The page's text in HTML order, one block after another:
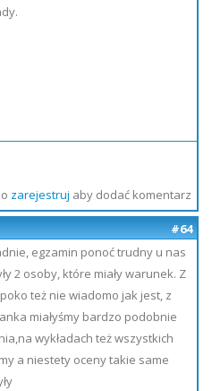
zarejestruj aby dodać komentarz
#64
egzamin ponoć trudny u nas
2 osoby, które miały warunek. Z
też nie wiadomo jak jest, z
miałyśmy bardzo podobnie
wykładach też wszystkich
a niestety oceny takie same